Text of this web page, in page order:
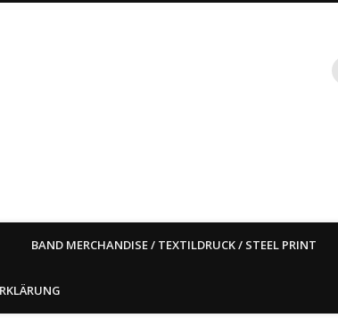
– East ain`t dead so
BAND MERCHANDISE / TEXTILDRUCK / STEEL PRINT